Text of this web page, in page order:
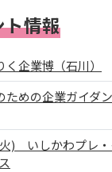
情報
企業博（石川）
めの企業ガイダ
) いしかわプレ・